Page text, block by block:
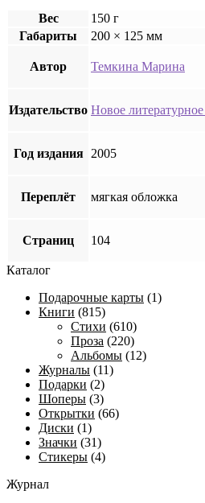
Вес
150 г
Габариты
200 × 125 мм
Автор Темкина Марина
Издательство Новое
Год издания 2005
Переплёт мягкая обложка
Страниц 104
Каталог
Подарочные карты (1)
Книги (815)
Стихи (610)
Проза (220)
Альбомы (12)
Журналы (11)
Подарки (2)
Шоперы (3)
Открытки (66)
Диски (1)
Значки (31)
Стикеры (4)
Журнал